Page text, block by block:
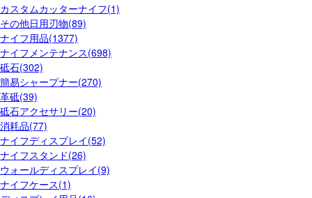
カスタムカッターナイフ(1)
その他日用刃物(89)
ナイフ用品(1377)
ナイフメンテナンス(698)
砥石(302)
簡易シャープナー(270)
革砥(39)
砥石アクセサリー(20)
消耗品(77)
ナイフディスプレイ(52)
ナイフスタンド(26)
ウォールディスプレイ(9)
ナイフケース(1)